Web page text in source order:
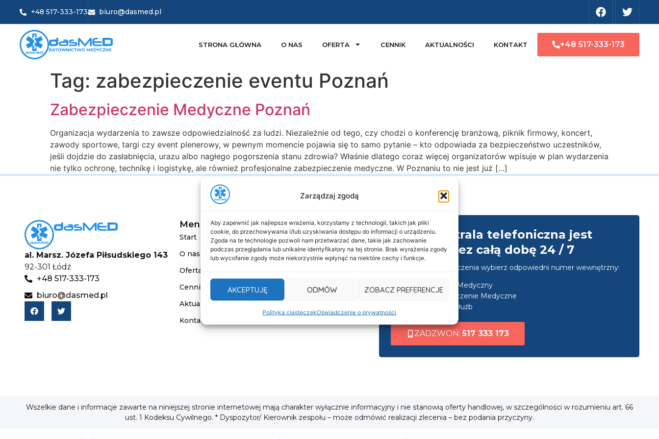
Zarządzaj zgodą
Aby zapewnić jak najlepsze wrażenia, korzystamy z technologii, takich jak pliki
cookie, do przechowywania i/lub uzyskiwania dostępu do informacji o urządzeniu.
Zgoda na te technologie pozwoli nam przetwarzać dane, takie jak zachowanie
podczas przeglądania lub unikalne identyfikatory na tej stronie. Brak wyrażenia zgody
lub wycofanie zgody może niekorzystnie wpłynąć na niektóre cechy i funkcje.
AKCEPTUJĘ ODMÓW ZOBACZ PREFERENCJE
Polityka ciasteczekOświadczenie o prywatności
+48 517-333-173 biuro@dasmed.pl
STRONA GŁÓWNA O NAS OFERTA CENNIK AKTUALNOŚCI KONTAKT +48 517-333-173
Tag: zabezpieczenie eventu Poznań
Zabezpieczenie Medyczne Poznań
Organizacja wydarzenia to zawsze odpowiedzialność za ludzi. Niezależnie od tego, czy chodzi o konferencję branżową, piknik firmowy, koncert,
zawody sportowe, targi czy event plenerowy, w pewnym momencie pojawia się to samo pytanie – kto odpowiada za bezpieczeństwo uczestników,
jeśli dojdzie do zasłabnięcia, urazu albo nagłego pogorszenia stanu zdrowia? Właśnie dlatego coraz więcej organizatorów wpisuje w plan wydarzenia
nie tylko ochronę, technikę i logistykę, ale również profesjonalne zabezpieczenie medyczne. W Poznaniu to nie jest już […]
al. Marsz. Józefa Piłsudskiego 143
92-301 Łódź
+48 517-333-173
biuro@dasmed.pl
Menu
Start
O nas
Oferta
Cennik
Aktualności
Kontakt
Informacje
Deklaracja dostępności
Klauzula informacyjna
Nasza centrala telefoniczna jest
czynna przez całą dobę 24 / 7
Po nawiązaniu połączenia wybierz odpowiedni numer wewnętrzny:
wew. 1 ➜ Transport Medyczny
wew. 2 ➜ Zabezpieczenie Medyczne
wew. 3 ➜ Obsługa służb
ZADZWOŃ:517 333 173
Wszelkie dane i informacje zawarte na niniejszej stronie internetowej mają charakter wyłącznie informacyjny i nie stanowią oferty handlowej, w szczególności w rozumieniu art. 66
ust. 1 Kodeksu Cywilnego. * Dyspozytor/ Kierownik zespołu – może odmówić realizacji zlecenia – bez podania przyczyny.